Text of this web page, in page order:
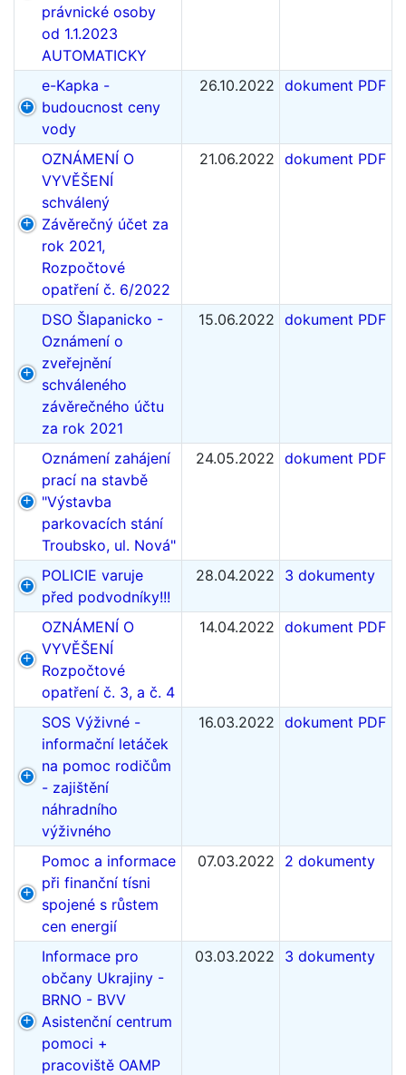
právnické osoby
od 1.1.2023
AUTOMATICKY
e-Kapka -
budoucnost ceny
vody
26.10.2022 dokument PDF
OZNÁMENÍ O
VYVĚŠENÍ
schválený
Závěrečný účet za
rok 2021,
Rozpočtové
opatření č. 6/2022
21.06.2022 dokument PDF
DSO Šlapanicko -
Oznámení o
zveřejnění
schváleného
závěrečného účtu
za rok 2021
15.06.2022 dokument PDF
Oznámení zahájení
prací na stavbě
"Výstavba
parkovacích stání
Troubsko, ul. Nová"
24.05.2022 dokument PDF
POLICIE varuje
před podvodníky!!!
28.04.2022 3 dokumenty
OZNÁMENÍ O
VYVĚŠENÍ
Rozpočtové
opatření č. 3, a č. 4
14.04.2022 dokument PDF
SOS Výživné -
informační letáček
na pomoc rodičům
- zajištění
náhradního
výživného
16.03.2022 dokument PDF
Pomoc a informace
při finanční tísni
spojené s růstem
cen energií
07.03.2022 2 dokumenty
Informace pro
občany Ukrajiny -
BRNO - BVV
Asistenční centrum
pomoci +
pracoviště OAMP
03.03.2022 3 dokumenty